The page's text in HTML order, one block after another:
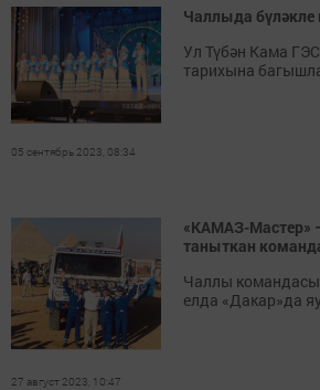
Чаллыда бүләкле
Ул Түбән Кама
тарихына
05 сентябрь 2023, 08:34
«КАМАЗ-Мастер»
таныткан
Чаллы командасы
елда «Дакар»да
27 август 2023, 10:47